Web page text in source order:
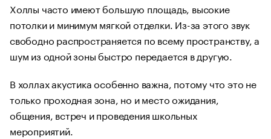
Холлы часто имеют большую площадь, высокие
потолки и минимум мягкой отделки. Из-за этого звук
свободно распространяется по всему пространству, а
шум из одной зоны быстро передается в другую.
В холлах акустика особенно важна, потому что это не
только проходная зона, но и место ожидания,
общения, встреч и проведения школьных
мероприятий.